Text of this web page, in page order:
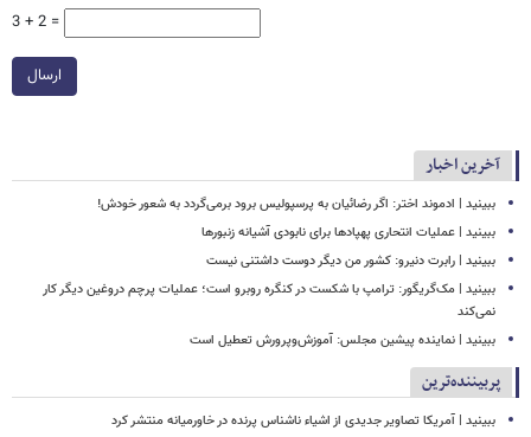
3 + 2 =
ارسال
آخرین اخبار
ببینید | ادموند اختر: اگر رضائیان به پرسپولیس برود برمی‌گردد به شعور خودش!
ببینید | عملیات انتحاری پهپادها برای نابودی آشیانه زنبورها
ببینید | رابرت دنیرو: کشور من دیگر دوست داشتنی نیست
ببینید | مک‌گریگور: ترامپ با شکست در کنگره روبرو است؛ عملیات پرچم دروغین دیگر کار
نمی‌کند
ببینید | نماینده پیشین مجلس: آموزش‌وپرورش تعطیل است
پربیننده‌ترین
ببینید | آمریکا تصاویر جدیدی از اشیاء ناشناس پرنده در خاورمیانه منتشر کرد